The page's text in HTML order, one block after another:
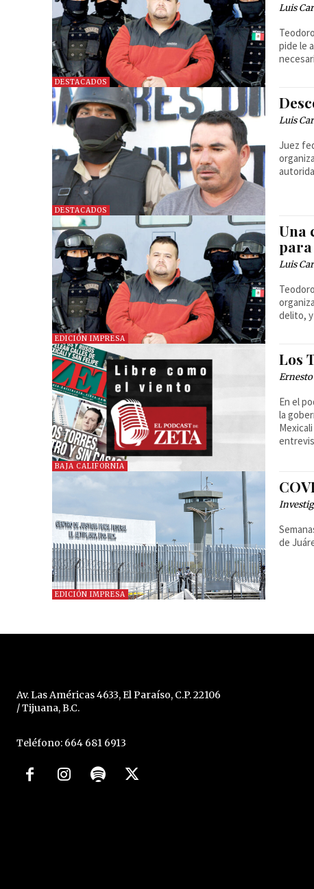
DESTACADOS
Luis
pide le
DESTACADOS
Luis
Juez
EDICIÓN IMPRESA
Una
para
Luis
delito,
BAJA CALIFORNIA
Los
Ernesto
En el
la
EDICIÓN IMPRESA
de
Av. Las Américas 4633, El Paraíso, C.P. 22106
/ Tijuana, B.C.
Teléfono: 664 681 6913